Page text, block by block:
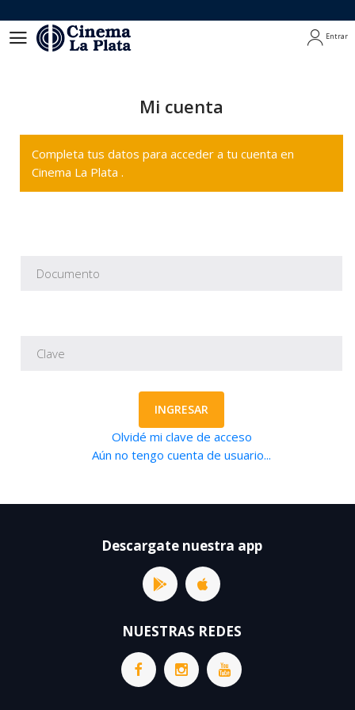
Entrar
Mi cuenta
Completa tus datos para acceder a tu cuenta en
Cinema La Plata .
INGRESAR
Olvidé mi clave de acceso
Aún no tengo cuenta de usuario...
Descargate nuestra app
NUESTRAS REDES